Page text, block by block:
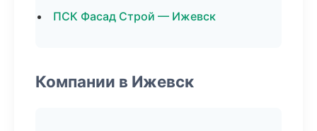
ПСК Фасад Строй — Ижевск
Компании в Ижевск